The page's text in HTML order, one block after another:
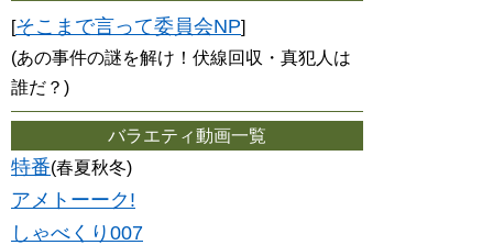
[そこまで言って委員会NP]
(あの事件の謎を解け！伏線回収・真犯人は
誰だ？)
バラエティ動画一覧
特番(春夏秋冬)
アメトーーク!
しゃべくり007